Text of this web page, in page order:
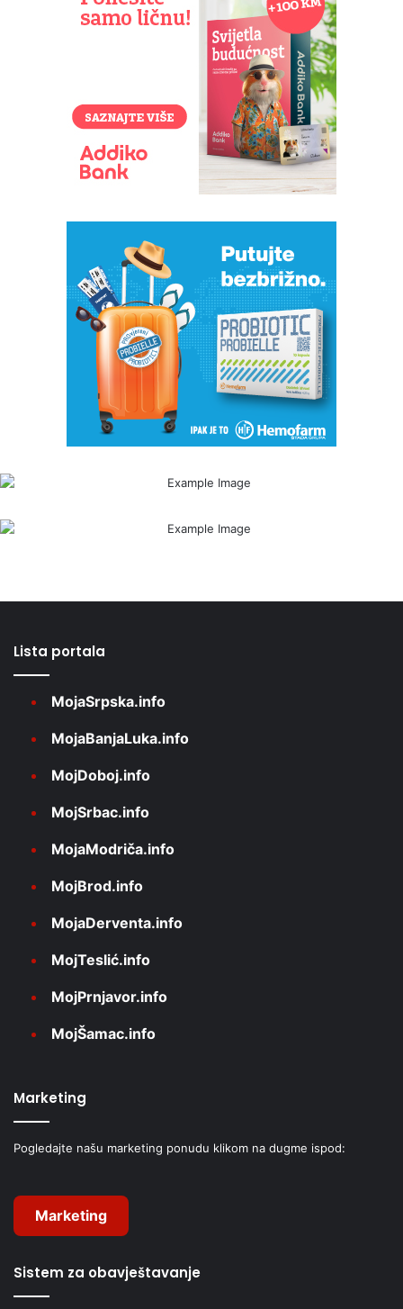
Lista portala
MojaSrpska.info
MojaBanjaLuka.info
MojDoboj.info
MojSrbac.info
MojaModriča.info
MojBrod.info
MojaDerventa.info
MojTeslić.info
MojPrnjavor.info
MojŠamac.info
Marketing
Pogledajte našu marketing ponudu klikom na dugme ispod:
Marketing
Sistem za obavještavanje